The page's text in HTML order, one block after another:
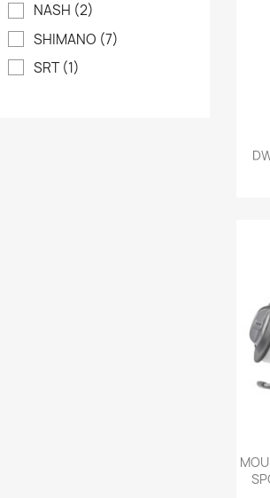
NASH (2)
SHIMANO (7)
SRT(1)